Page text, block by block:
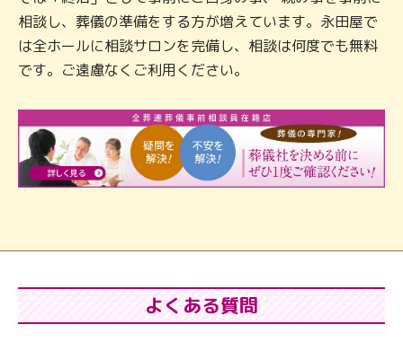
相談し、葬儀の準備をする方が増えています。永田屋で
は全ホールに相談サロンを完備し、相談は何度でも無料
です。ご遠慮なくご利用ください。
よくある質問